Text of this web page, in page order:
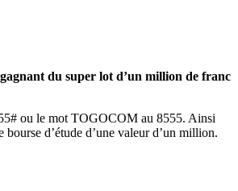
du super lot d’un million de franc
ou le mot TOGOCOM au 8555. Ainsi
d’étude d’une valeur d’un million.